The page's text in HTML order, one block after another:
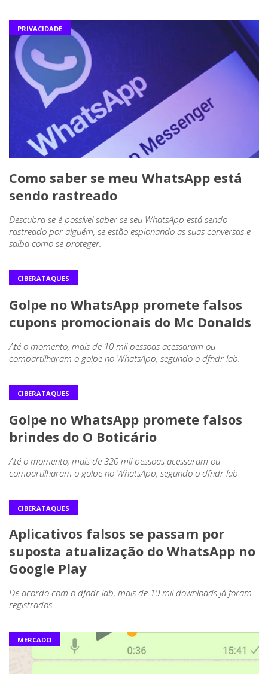
PRIVACIDADE
Como saber se meu WhatsApp está
sendo rastreado
Descubra se é possível saber se seu WhatsApp está sendo
rastreado por alguém, se estão espionando as suas conversas e
saiba como se proteger.
CIBERATAQUES
Golpe no WhatsApp promete falsos
cupons promocionais do Mc Donalds
Até o momento, mais de 10 mil pessoas acessaram ou
compartilharam o golpe no WhatsApp, segundo o dfndr lab.
CIBERATAQUES
Golpe no WhatsApp promete falsos
brindes do O Boticário
Até o momento, mais de 320 mil pessoas acessaram ou
compartilharam o golpe no WhatsApp, segundo o dfndr lab
CIBERATAQUES
Aplicativos falsos se passam por
suposta atualização do WhatsApp no
Google Play
De acordo com o dfndr lab, mais de 10 mil downloads já foram
registrados.
MERCADO